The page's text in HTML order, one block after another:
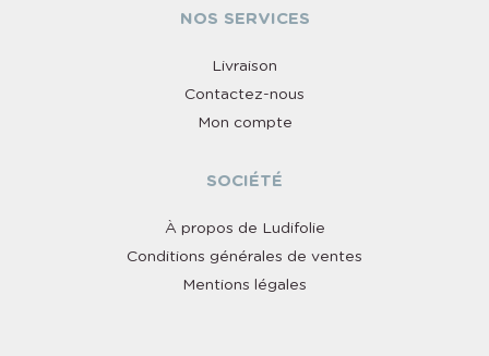
NOS SERVICES
Livraison
Contactez-nous
Mon compte
SOCIÉTÉ
À propos de Ludifolie
Conditions générales de ventes
Mentions légales